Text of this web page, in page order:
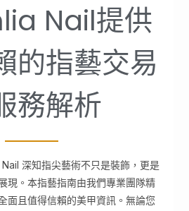
Nail提供
的指藝交易
務解析
深知指尖藝術不只是裝飾，更是
現。本指藝指南由我們專業團隊精
面且值得信賴的美甲資訊。無論您